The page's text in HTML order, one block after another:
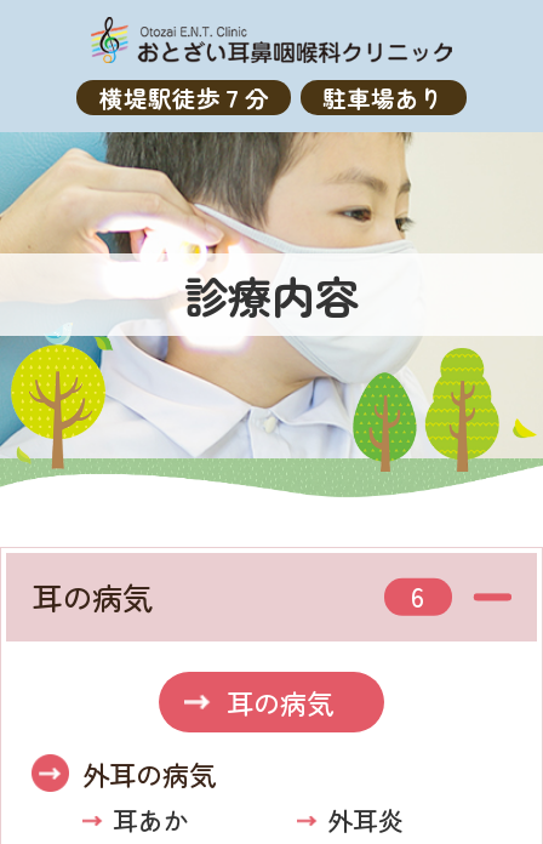
駐車場あり
横堤駅徒歩７分
診療内容
耳の病気 6
耳の病気
外耳の病気
耳あか 外耳炎